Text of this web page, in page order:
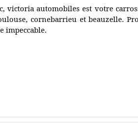
victoria automobiles est votre
cornebarrieu et beauzelle.
impeccable.